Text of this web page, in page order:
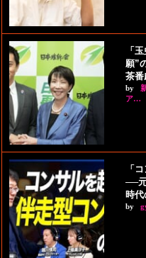
「
願”
茶番
by
ア…
「
──
時
by